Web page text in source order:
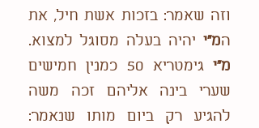
וזה שאמר: בזכות אשת חיל, את
המ"י יהיה בעלה מסוגל למצוא.
מ"י
גימטריא 50 כמנין חמישים
שערי בינה אליהם זכה משה
להגיע רק ביום מותו שנאמר: